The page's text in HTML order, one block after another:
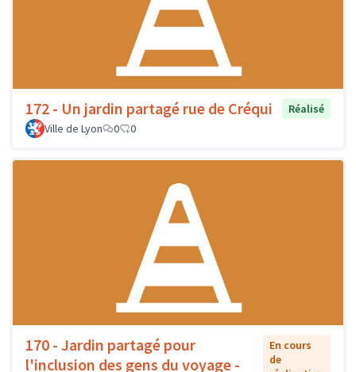
172 - Un jardin partagé rue de Créqui
Réalisé
Ville de Lyon
0 0
170 - Jardin partagé pour
l'inclusion des gens du voyage -
En cours
de